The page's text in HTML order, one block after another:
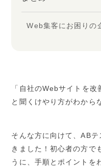
Web集客にお困りの
「自社のWebサイトを
と聞くけやり方がわから
そんな方に向けて、AB
きました！初心者の方で
うに、手順とポイントを